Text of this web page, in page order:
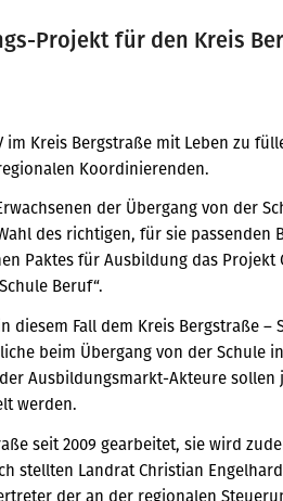
Projekt für den Kreis
Kreis Bergstraße mit Leben zu
Koordinierenden.
der Übergang von der
des richtigen, für sie passenden
Paktes für Ausbildung das Projekt
Beruf“.
diesem Fall dem Kreis Bergstraße –
beim Übergang von der Schule
Ausbildungsmarkt-Akteure sollen
werden.
seit 2009 gearbeitet, sie wird
stellten Landrat Christian
der an der regionalen